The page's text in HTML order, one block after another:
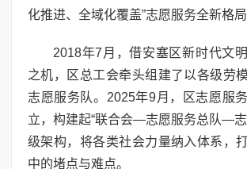
化推进、全域化覆盖”志愿服务全新格局
2018年7月，借安塞区新时代文
之机，区总工会牵头组建了以各级劳
志愿服务队。2025年9月，区志愿服
立，构建起“联合会—志愿服务总队—志
级架构，将各类社会力量纳入体系，
中的堵点与难点。